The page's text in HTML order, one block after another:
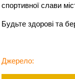
спортивної слави
Будьте здорові та
Джерело: